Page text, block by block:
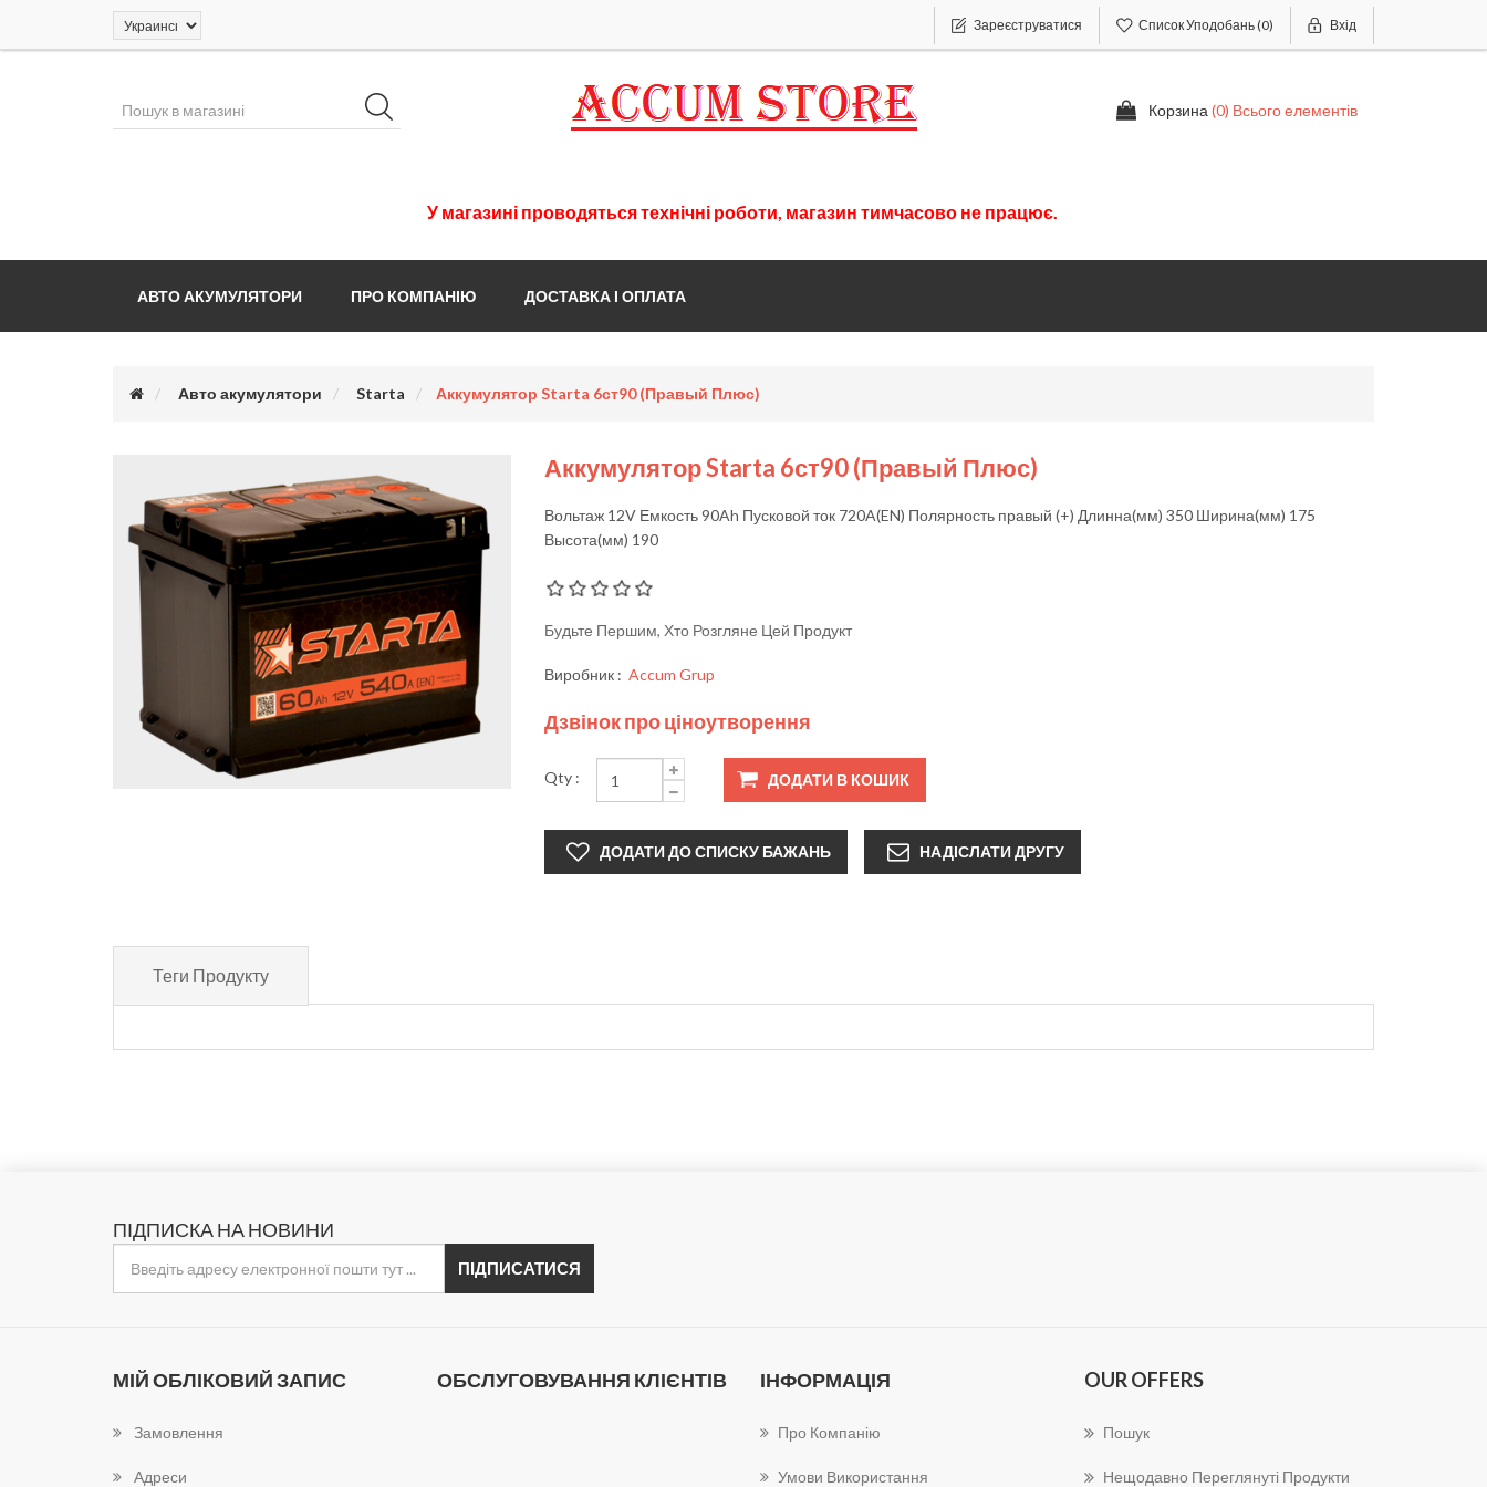
Зареєструватися Список Уподобань(0) Вхід
Корзина (0) Всього елементів
У магазині проводятьсятехнічні роботи, магазин тимчасово не працює.
АВТО АКУМУЛЯТОРИ ПРО КОМПАНІЮ ДОСТАВКА І ОПЛАТА
Авто акумулятори Starta Аккумулятор Starta 6ст90 (правый Плюс)
Аккумулятор Starta 6ст90 (правый Плюс)
Вольтаж 12V Емкость 90Ah Пусковой ток 720A(EN) Полярность правый (+) Длинна(мм) 350 Ширина(мм) 175
Высота(мм) 190
Будьте Першим, Хто Розгляне Цей Продукт
Виробник : Accum Grup
Дзвінок про ціноутворення
Qty :
Теги Продукту
ПІДПИСКА НА НОВИНИ
МІЙ ОБЛІКОВИЙ ЗАПИС
Замовлення
Адреси
ОБСЛУГОВУВАННЯ КЛІЄНТІВ ІНФОРМАЦІЯ
Про Компанію
Умови Використання
OUR OFFERS
Пошук
Нещодавно Переглянуті Продукти